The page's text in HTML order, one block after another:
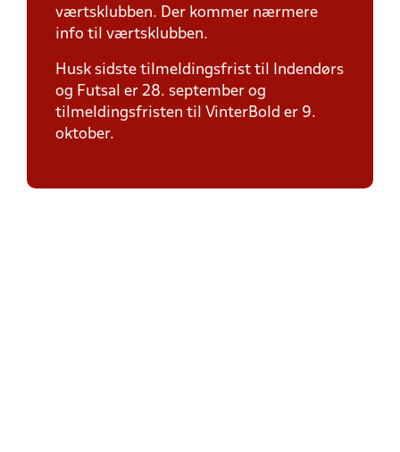
værtsklubben. Der kommer nærmere
info til værtsklubben.
Husk sidste tilmeldingsfrist til Indendørs
og Futsal er 28. september og
tilmeldingsfristen til VinterBold er 9.
oktober.